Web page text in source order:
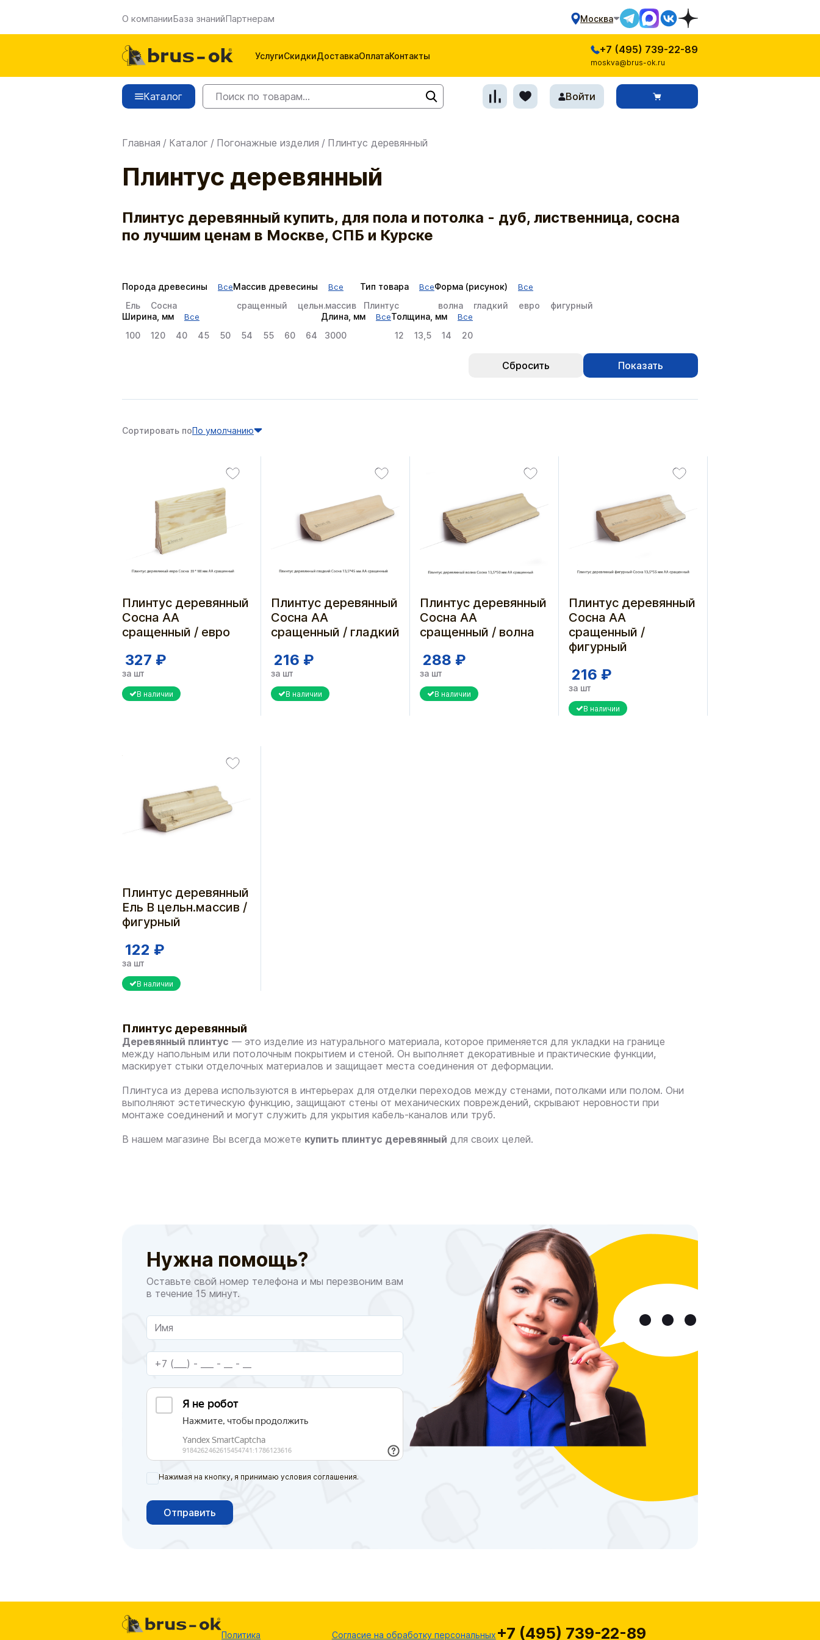
О компанииБаза знанийПартнерам Москва
УслугиСкидкиДоставкаОплатаКонтакты
+7 (495) 739-22-89
moskva@brus-ok.ru
Каталог Войти
Главная / Каталог / Погонажные изделия / Плинтус деревянный
Плинтус деревянный
Плинтус деревянный купить, для пола и потолка - дуб, лиственница, сосна
по лучшим ценам в Москве, СПБ и Курске
Порода древесины Все
Ель Сосна
Массив древесины Все
сращенный цельн.массив
Тип товара Все
Плинтус
Форма (рисунок) Все
волна гладкий евро
фигурный
Ширина, мм
Все
100 120 40 45 50 54 55 60 64
Длина, мм Все
3000
Толщина, мм Все
12 13,5 14 20
Сортировать поПо умолчанию
Плинтус деревянный
Сосна АА
сращенный / евро
327 ₽
за шт
В наличии
Плинтус деревянный
Сосна АА
сращенный / гладкий
216 ₽
за шт
В наличии
Плинтус деревянный
Сосна АА
сращенный / волна
288 ₽
за шт
В наличии
Плинтус деревянный
Сосна АА
сращенный /
фигурный
216 ₽
за шт
В наличии
Плинтус деревянный
Ель В цельн.массив /
фигурный
122 ₽
за шт
В наличии
Плинтус деревянный
Деревянный плинтус — это изделие из натурального материала, которое применяется для укладки на границе
между напольным или потолочным покрытием и стеной. Он выполняет декоративные и практические функции,
маскирует стыки отделочных материалов и защищает места соединения от деформации.
Плинтуса из дерева используются в интерьерах для отделки переходов между стенами, потолками или полом. Они
выполняют эстетическую функцию, защищают стены от механических повреждений, скрывают неровности при
монтаже соединений и могут служить для укрытия кабель-каналов или труб.
В нашем магазине Вы всегда можете купить плинтус деревянный для своих целей.
Нужна помощь?
Оставьте свой номер телефона и мы перезвоним вам
в течение 15 минут.
Нажимая на кнопку, я принимаю условия соглашения.
Отправить
Политика
Согласие на обработку персональных +7 (495) 739-22-89